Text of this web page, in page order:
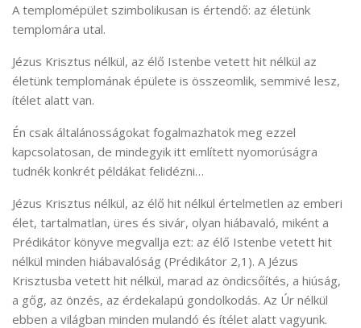
A templomépület szimbolikusan is értendő: az életünk
templomára utal.
Jézus Krisztus nélkül, az élő Istenbe vetett hit nélkül az
életünk templomának épülete is összeomlik, semmivé lesz,
ítélet alatt van.
Én csak általánosságokat fogalmazhatok meg ezzel
kapcsolatosan, de mindegyik itt említett nyomorúságra
tudnék konkrét példákat felidézni…
Jézus Krisztus nélkül, az élő hit nélkül értelmetlen az emberi
élet, tartalmatlan, üres és sivár, olyan hiábavaló, miként a
Prédikátor könyve megvallja ezt: az élő Istenbe vetett hit
nélkül minden hiábavalóság (Prédikátor 2,1). A Jézus
Krisztusba vetett hit nélkül, marad az öndicsőítés, a hiúság,
a gőg, az önzés, az érdekalapú gondolkodás. Az Úr nélkül
ebben a világban minden mulandó és ítélet alatt vagyunk.